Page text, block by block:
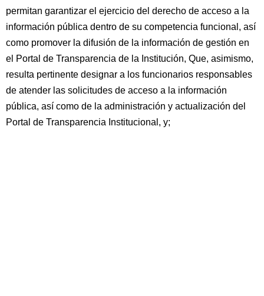
permitan garantizar el ejercicio del derecho de acceso a la
información pública dentro de su competencia funcional, así
como promover la difusión de la información de gestión en
el Portal de Transparencia de la Institución, Que, asimismo,
resulta pertinente designar a los funcionarios responsables
de atender las solicitudes de acceso a la información
pública, así como de la administración y actualización del
Portal de Transparencia Institucional, y;